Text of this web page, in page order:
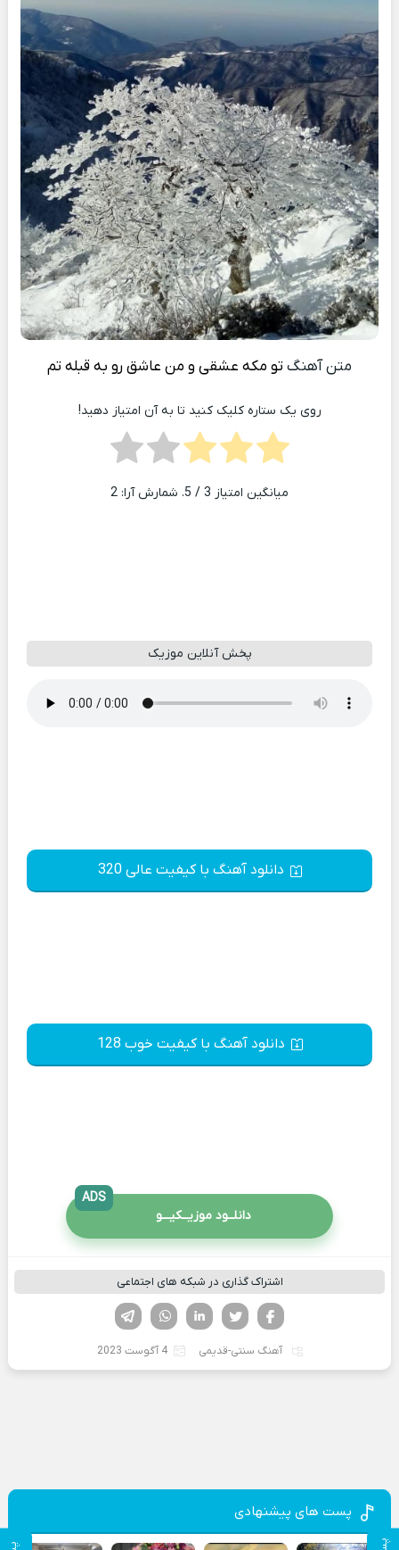
متن آهنگ تو مکه عشقی و من عاشق رو به قبله تم
روی یک ستاره کلیک کنید تا به آن امتیاز دهید!
میانگین امتیاز 3 / 5. شمارش آرا: 2
پخش آنلاین موزیک
دانلود آهنگ با کیفیت عالی 320
دانلود آهنگ با کیفیت خوب 128
دانلــود موزیــکیـــو
ADS
اشتراک گذاری در شبکه های اجتماعی
لینکدین تویتر
فیسوک
آهنگ سنتی-قدیمی 4 آگوست 2023
پست های پیشنهادی